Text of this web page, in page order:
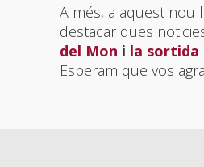
A més, a aquest nou
destacar dues
del Mon i la sortida
Esperam que vos